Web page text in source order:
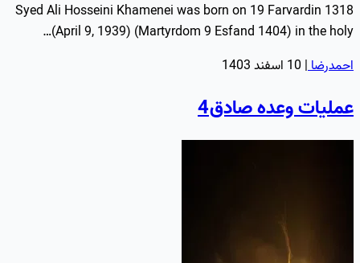
Syed Ali Hosseini Khamenei was born on 19 Farvardin 1318
(April 9, 1939) (Martyrdom 9 Esfand 1404) in the holy…
احمدرضا| 10 اسفند 1403
عملیات وعده صادق 4